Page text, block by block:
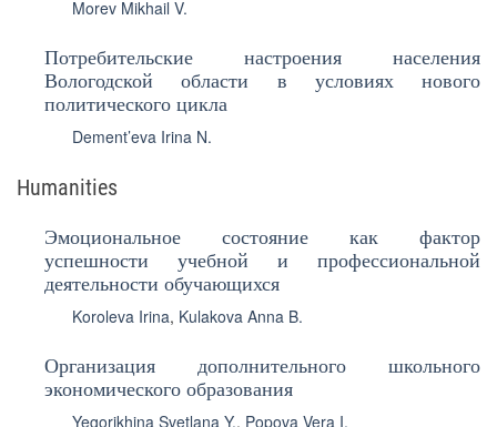
Morev Mikhail V.
Потребительские настроения населения
Вологодской области в условиях нового
политического цикла
Dement’eva Irina N.
Humanities
Эмоциональное состояние как фактор
успешности учебной и профессиональной
деятельности обучающихся
Koroleva Irina, Kulakova Anna B.
Организация дополнительного школьного
экономического образования
Yegorikhina Svetlana Y., Popova Vera I.